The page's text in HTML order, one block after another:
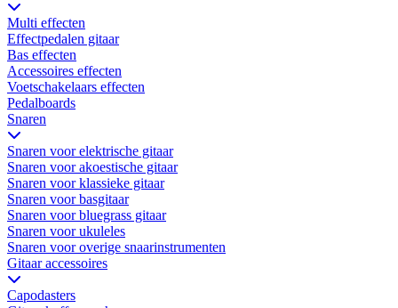
Multi effecten
Effectpedalen gitaar
Bas effecten
Accessoires effecten
Voetschakelaars effecten
Pedalboards
Snaren
Snaren voor elektrische gitaar
Snaren voor akoestische gitaar
Snaren voor klassieke gitaar
Snaren voor basgitaar
Snaren voor bluegrass gitaar
Snaren voor ukuleles
Snaren voor overige snaarinstrumenten
Gitaar accessoires
Capodasters